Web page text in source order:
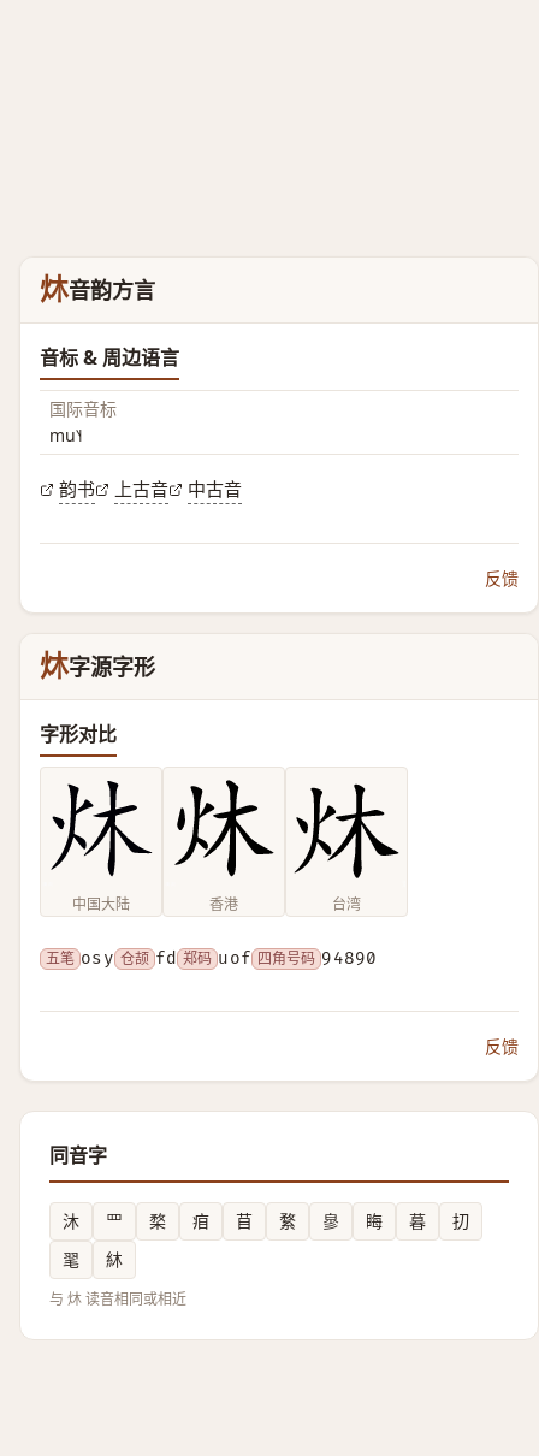
炑音韵方言
音标 & 周边语言
国际音标
mu˥˧
韵书 上古音 中古音
反馈
炑字源字形
字形对比
中国大陆 香港 台湾
五笔 osy 仓颉 fd 郑码 uof 四角号码 94890
反馈
同音字
沐 罒 楘 㾇 苜 䋷 㣎 䀲 暮
㧅
毣
䊾
与 炑 读音相同或相近